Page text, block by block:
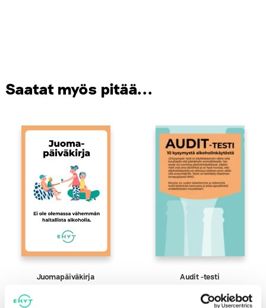
Saatat myös pitää...
Juomapäiväkirja Audit -testi
0,40€